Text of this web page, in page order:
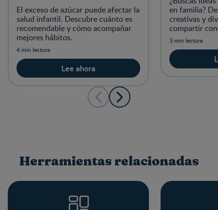
El exceso de azúcar puede afectar la
salud infantil. Descubre cuánto es
recomendable y cómo acompañar
mejores hábitos.
4 min lectura
Lee ahora
en familia?
creativas y
compartir
3 min lectura
Herramientas relacionadas